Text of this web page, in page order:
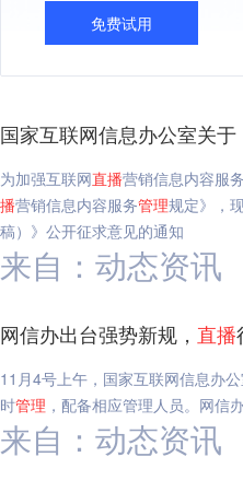
免费试用
国家互联网信息办公室关于
为加强互联网直播营销信息内容服务
播营销信息内容服务管理规定》，
稿）》公开征求意见的通知
来自：动态资讯
网信办出台强势新规， 直播
11月4号上午，国家互联网信息办
时管理 ，配备相应管理人员。网信
来自：动态资讯